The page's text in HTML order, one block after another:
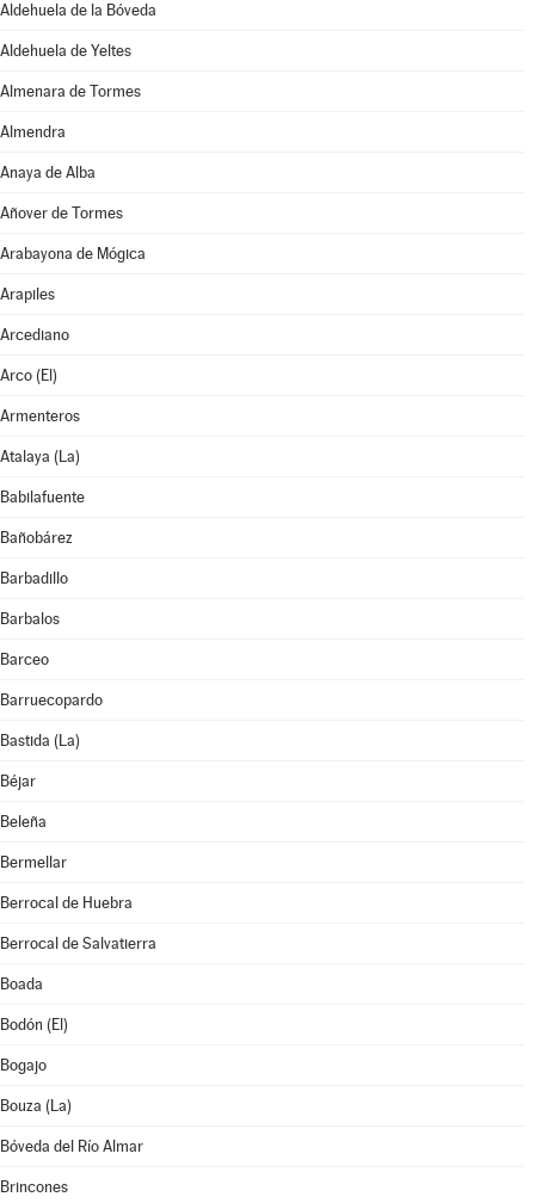
Aldehuela de la Bóveda
Aldehuela de Yeltes
Almenara de Tormes
Almendra
Anaya de Alba
Añover de Tormes
Arabayona de Mógica
Arapiles
Arcediano
Arco (El)
Armenteros
Atalaya (La)
Babilafuente
Bañobárez
Barbadillo
Barbalos
Barceo
Barruecopardo
Bastida (La)
Béjar
Beleña
Bermellar
Berrocal de Huebra
Berrocal de Salvatierra
Boada
Bodón (El)
Bogajo
Bouza (La)
Bóveda del Río Almar
Brincones